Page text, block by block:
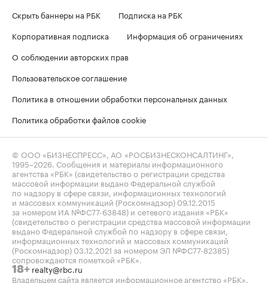
Скрыть баннеры на РБК
Подписка на РБК
Корпоративная подписка
Информация об ограничениях
О соблюдении авторских прав
Пользовательское соглашение
Политика в отношении обработки персональных данных
Политика обработки файлов cookie
© ООО «БИЗНЕСПРЕСС», АО «РОСБИЗНЕСКОНСАЛТИНГ»,
1995–2026 . Сообщения и материалы информационного
агентства «РБК» (свидетельство о регистрации средства
массовой информации выдано Федеральной службой
по надзору в сфере связи, информационных технологий
и массовых коммуникаций (Роскомнадзор) 09.12.2015
за номером ИА №ФС77-63848) и сетевого издания «РБК»
(свидетельство о регистрации средства массовой информации
выдано Федеральной службой по надзору в сфере связи,
информационных технологий и массовых коммуникаций
(Роскомнадзор) 03.12.2021 за номером ЭЛ №ФС77-82385)
сопровождаются пометкой «РБК».
18+ realty@rbc.ru
Владельцем сайта является информационное агентство «РБК».